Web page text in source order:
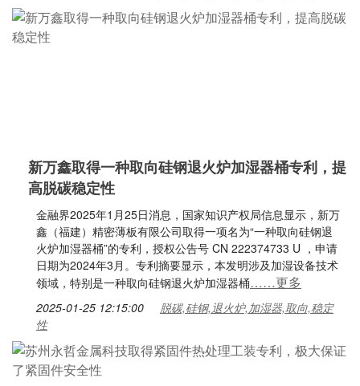
新万鑫取得一种取向硅钢退火炉加湿器桶专利，提
高脱碳稳定性
金融界2025年1月25日消息，国家知识产权局信息显示，新万
鑫（福建）精密薄板有限公司取得一项名为“一种取向硅钢退
火炉加湿器桶”的专利，授权公告号 CN 222374733 U ，申请
日期为2024年3月。专利摘要显示，本发明涉及加湿设备技术
领域，特别是一种取向硅钢退火炉加湿器桶……更多
2025-01-25 12:15:00
脱碳,硅钢,退火炉,加湿器,取向,稳定
性